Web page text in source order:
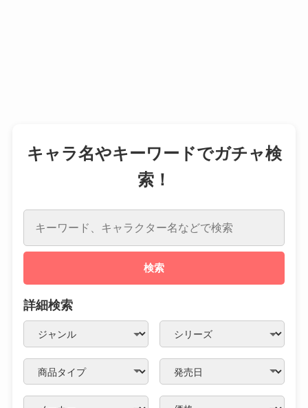
キャラ名やキーワードでガチャ検
索！
検索
詳細検索